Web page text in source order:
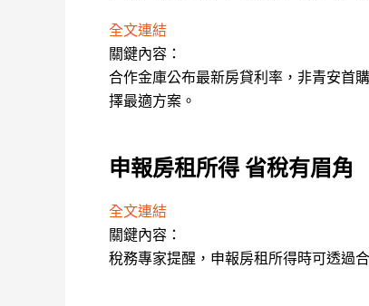
全文連結
關鍵內容：
合作金庫公布最新房貸利率，非青安首
擇最適方案。
申報房租所得 省稅有眉角
全文連結
關鍵內容：
稅務專家提醒，申報房租所得時可透過